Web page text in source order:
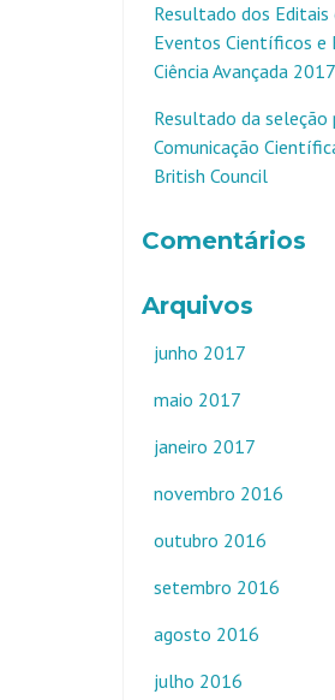
Resultado dos Editais
Eventos Científicos e
Ciência Avançada 2017
Resultado da seleção
Comunicação
British Council
Comentários
Arquivos
junho 2017
maio 2017
janeiro 2017
novembro 2016
outubro 2016
setembro 2016
agosto 2016
julho 2016